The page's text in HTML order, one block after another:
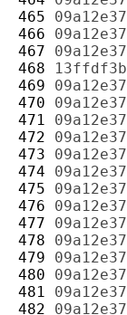
465 09a12e37
466 09a12e37
467 09a12e37
468
13ffdf3b
469 09a12e37
470 09a12e37
471 09a12e37
472 09a12e37
473 09a12e37
474 09a12e37
475 09a12e37
476 09a12e37
477 09a12e37
478 09a12e37
479 09a12e37
480 09a12e37
481 09a12e37
482 09a12e37